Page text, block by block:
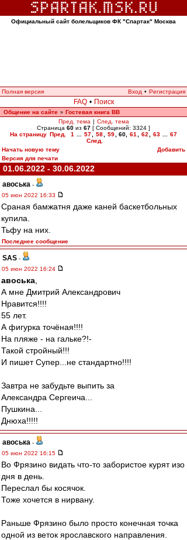
Официальный сайт болельщиков ФК "Спартак" Москва
Полная версия Вход • Регистрация
FAQ • Поиск
Общение на сайте » Гостевая книга ВВ
Пред. тема | След. тема
Страница 60 из 67 [ Сообщений: 3324 ]
На страницу Пред. 1 57 58 59 60 61 62 63
67
След.
Начать новую тему
Добавить
Версия для печати
01.06.2022 - 30.06.2022
авоська -
05 июн 2022 16:33
Сраная бамжатня даже каней баскетбольных
купила.
Тьфу на них.
Последнее сообщение
SAS -
05 июн 2022 16:24
авоська
А мне Дмитрий Александрович
Нравится!!!!
55 лет.
А фигурка точёная!!!!
На пляже - на гальке?!-
Такой стройный!!!
И пишет Супер...не стандартно!!!!
Завтра не забудьте выпить за
Александра Сергеича...
Пушкина...
Днюха!!!!!
авоська -
05 июн 2022 16:15
Во Фрязино видать что-то забористое курят изо
дня в день.
Переслал бы косячок.
Тоже хочется в нирвану.
Раньше Фрязино было просто конечная точка
одной из веток ярославского направления.